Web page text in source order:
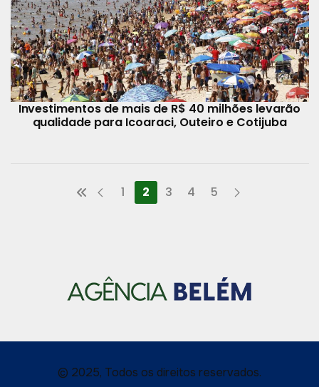
Investimentos de mais de R$ 40 milhões levarão
qualidade para Icoaraci, Outeiro e Cotijuba
1 2 3 4 5
© 2025, Todos os direitos reservados.